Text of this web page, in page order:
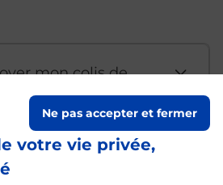
votre vie privée,
Ne pas accepter et fermer
mon colis de
un
depuis un